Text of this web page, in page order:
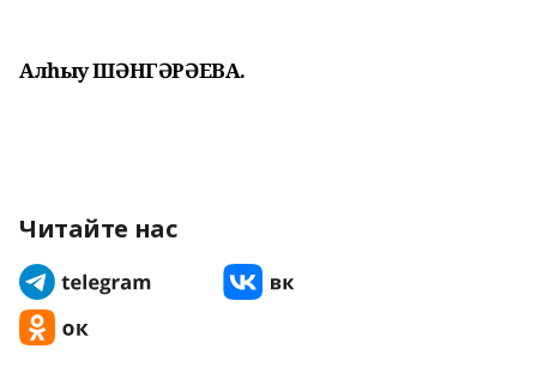
Алһыу ШӘНГӘРӘЕВА.
Читайте нас